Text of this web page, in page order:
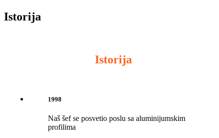
Istorija
Istorija
1998
Naš šef se posvetio poslu sa aluminijumskim
profilima